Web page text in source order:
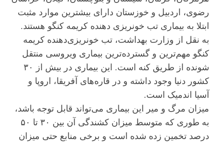
رضوی، اردبیل و خوزستان دارای بیشترین موارد مثبت
ابتلا به بیماری تب خونریزی دهنده کریمه کنگو هستند.
به نقل از وزارت بهداشت، تب خونریزی‌دهنده کریمه
کنگو مهم‌ترین و گسترده‌ترین بیماری ویروسی منتقل
شونده از طریق کنه است. این بیماری در بیش از ۳۰
کشور دنیا وجود داشته و در قاره‌های آفریقا، اروپا و
آسیا اندمیک است.​
میزان مرگ و میر این بیماری می‌تواند قابل توجه باشد،
به طوری که متوسط میزان کشندگی آن بین ۳۰ تا ۵۰
درصد تخمین زده شده است و برخی منابع حتی میزان